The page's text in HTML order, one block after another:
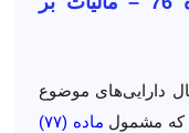
داراییهای موضوع
که مشمول
ماده (۷۷)